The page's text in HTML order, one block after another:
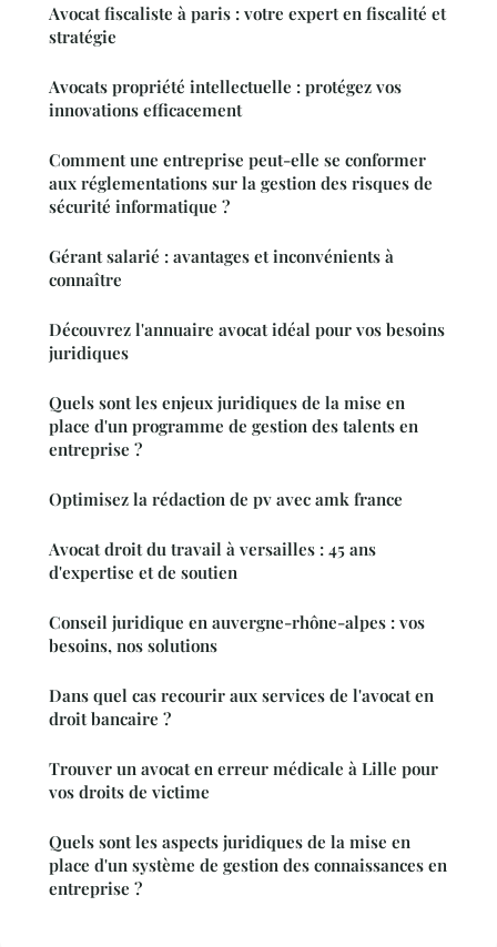
Avocat fiscaliste à paris : votre expert en fiscalité et
stratégie
Avocats propriété intellectuelle : protégez vos
innovations efficacement
Comment une entreprise peut-elle se conformer
aux réglementations sur la gestion des risques de
sécurité informatique ?
Gérant salarié : avantages et inconvénients à
connaître
Découvrez l'annuaire avocat idéal pour vos besoins
juridiques
Quels sont les enjeux juridiques de la mise en
place d'un programme de gestion des talents en
entreprise ?
Optimisez la rédaction de pv avec amk france
Avocat droit du travail à versailles : 45 ans
d'expertise et de soutien
Conseil juridique en auvergne-rhône-alpes : vos
besoins, nos solutions
Dans quel cas recourir aux services de l'avocat en
droit bancaire ?
Trouver un avocat en erreur médicale à Lille pour
vos droits de victime
Quels sont les aspects juridiques de la mise en
place d'un système de gestion des connaissances en
entreprise ?